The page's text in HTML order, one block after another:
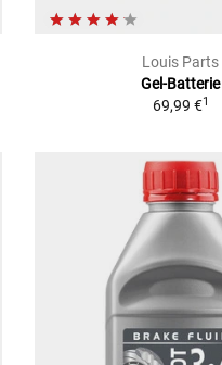
Louis Parts
Gel-Batterie
69,99 €1